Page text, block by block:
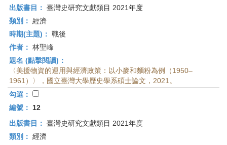
出版書目： 臺灣史研究文獻類目 2021年度
類別： 經濟
時期(主題)： 戰後
作者： 林聖峰
題名 (點擊閱讀)：
〈美援物資的運用與經濟政策：以小麥和麵粉為例（1950–
1961）〉，國立臺灣大學歷史學系碩士論文，2021。
勾選：
編號：
12
出版書目： 臺灣史研究文獻類目 2021年度
類別： 經濟